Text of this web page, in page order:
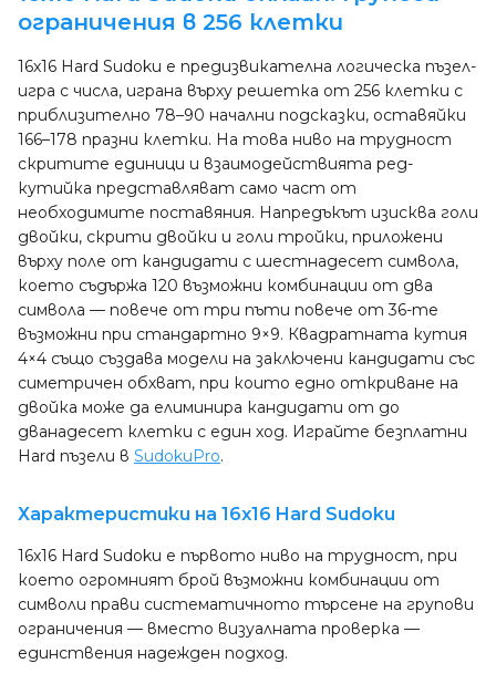
ограничения в 256 клетки
16x16 Hard Sudoku е предизвикателна логическа пъзел-
игра с числа, играна върху решетка от 256 клетки с
приблизително 78–90 начални подсказки, оставяйки
166–178 празни клетки. На това ниво на трудност
скритите единици и взаимодействията ред-
кутийка представляват само част от
необходимите поставяния. Напредъкът изисква голи
двойки, скрити двойки и голи тройки, приложени
върху поле от кандидати с шестнадесет символа,
което съдържа 120 възможни комбинации от два
символа — повече от три пъти повече от 36-те
възможни при стандартно 9×9. Квадратната кутия
4×4 също създава модели на заключени кандидати със
симетричен обхват, при които едно откриване на
двойка може да елиминира кандидати от до
дванадесет клетки с един ход. Играйте безплатни
Hard пъзели в SudokuPro.
Характеристики на 16x16 Hard Sudoku
16x16 Hard Sudoku е първото ниво на трудност, при
което огромният брой възможни комбинации от
символи прави систематичното търсене на групови
ограничения — вместо визуалната проверка —
единствения надежден подход.